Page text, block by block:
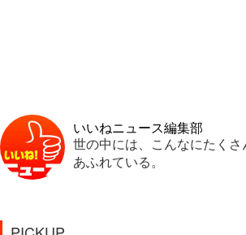
いいねニュース編集部
世の中には、こんなにたく
あふれている。